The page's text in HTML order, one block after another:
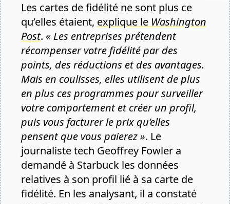
Les cartes de fidélité ne sont plus ce
qu’elles étaient, explique le Washington
Post. « Les entreprises prétendent
récompenser votre fidélité par des
points, des réductions et des avantages.
Mais en coulisses, elles utilisent de plus
en plus ces programmes pour surveiller
votre comportement et créer un profil,
puis vous facturer le prix qu’elles
pensent que vous paierez ». Le
journaliste tech Geoffrey Fowler a
demandé à Starbuck les données
relatives à son profil lié à sa carte de
fidélité. En les analysant, il a constaté